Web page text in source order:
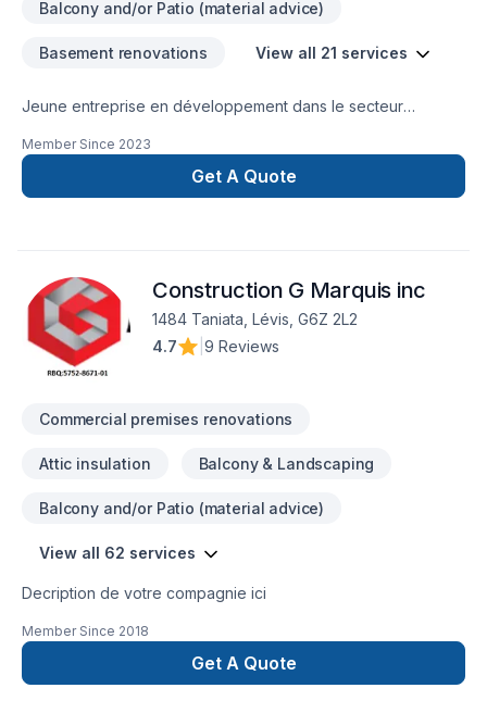
Balcony and/or Patio (material advice)
Basement renovations View all 21 services
Jeune entreprise en développement dans le secteur
dans le domaine, nous avons l'expérience pour réaliser vos
projets.Nous sommes spécialisés en: pose de système
intérieur (plafond suspendu, gyspe, isolation et montage de
abordable.
Member Since 2023
Get A Quote
Construction G Marquis inc
1484 Taniata, Lévis, G6Z 2L2
4.7
9 Reviews
Commercial premises renovations
Attic insulation Balcony & Landscaping
Balcony and/or Patio (material advice)
View all 62 services
Decription de votre compagnie ici
Member Since 2018
Get A Quote